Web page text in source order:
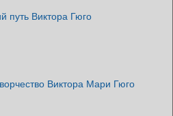
путь Виктора Гюго
Виктора Мари Гюго